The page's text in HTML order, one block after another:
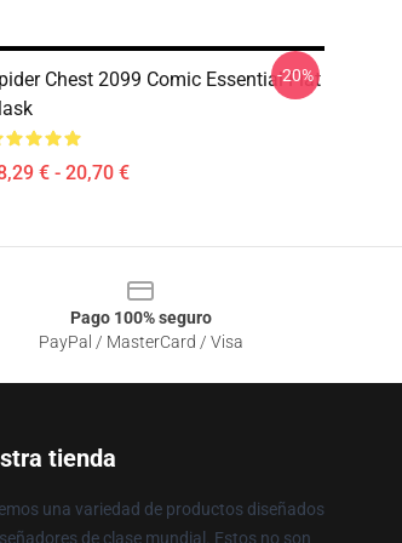
Chest 2099 Comic Essential Flat
€ - 20,70 €
-20%
Pago 100% seguro
PayPal / MasterCard / Visa
tienda
una variedad de productos diseñados
de clase mundial. Estos no son